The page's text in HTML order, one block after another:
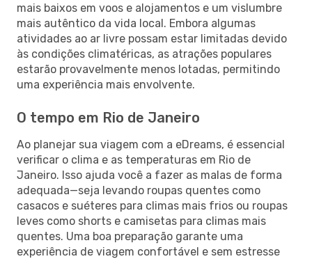
mais baixos em voos e alojamentos e um vislumbre
mais autêntico da vida local. Embora algumas
atividades ao ar livre possam estar limitadas devido
às condições climatéricas, as atrações populares
estarão provavelmente menos lotadas, permitindo
uma experiência mais envolvente.
O tempo em Rio de Janeiro
Ao planejar sua viagem com a eDreams, é essencial
verificar o clima e as temperaturas em Rio de
Janeiro. Isso ajuda você a fazer as malas de forma
adequada—seja levando roupas quentes como
casacos e suéteres para climas mais frios ou roupas
leves como shorts e camisetas para climas mais
quentes. Uma boa preparação garante uma
experiência de viagem confortável e sem estresse